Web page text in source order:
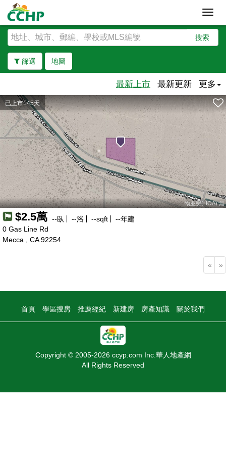
搜索
篩選 地圖
去除邊界
最新上市 最新更新 更多
已上市145天
物业费(HOA):無
$2.5萬 --臥 --浴 --sqft --年建
0 Gas Line Rd
Mecca , CA 92254
« »
首頁 學區搜房 推薦經紀 新建房 房產知識 關於我們
Copyright © 2005-2026 ccyp.com Inc.華人地產網
All Rights Reserved